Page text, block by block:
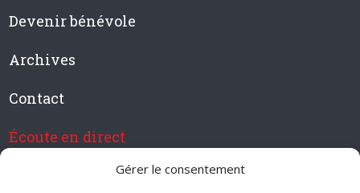
Gérer le consentement
Devenir bénévole
Archives
Contact
Écoute en direct